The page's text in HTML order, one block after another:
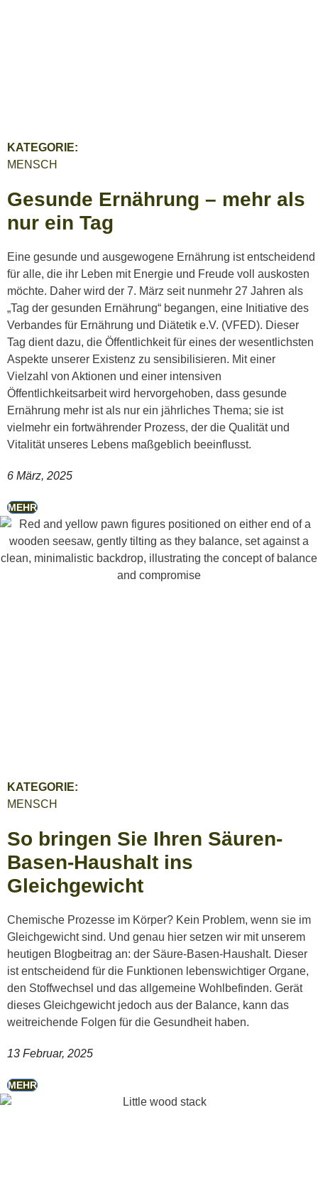
KATEGORIE:
MENSCH
Gesunde Ernährung – mehr als
nur ein Tag
Eine gesunde und ausgewogene Ernährung ist entscheidend
für alle, die ihr Leben mit Energie und Freude voll auskosten
möchte. Daher wird der 7. März seit nunmehr 27 Jahren als
„Tag der gesunden Ernährung“ begangen, eine Initiative des
Verbandes für Ernährung und Diätetik e.V. (VFED). Dieser
Tag dient dazu, die Öffentlichkeit für eines der wesentlichsten
Aspekte unserer Existenz zu sensibilisieren. Mit einer
Vielzahl von Aktionen und einer intensiven
Öffentlichkeitsarbeit wird hervorgehoben, dass gesunde
Ernährung mehr ist als nur ein jährliches Thema; sie ist
vielmehr ein fortwährender Prozess, der die Qualität und
Vitalität unseres Lebens maßgeblich beeinflusst.
6 März, 2025
MEHR
KATEGORIE:
MENSCH
So bringen Sie Ihren Säuren-
Basen-Haushalt ins
Gleichgewicht
Chemische Prozesse im Körper? Kein Problem, wenn sie im
Gleichgewicht sind. Und genau hier setzen wir mit unserem
heutigen Blogbeitrag an: der Säure-Basen-Haushalt. Dieser
ist entscheidend für die Funktionen lebenswichtiger Organe,
den Stoffwechsel und das allgemeine Wohlbefinden. Gerät
dieses Gleichgewicht jedoch aus der Balance, kann das
weitreichende Folgen für die Gesundheit haben.
13 Februar, 2025
MEHR